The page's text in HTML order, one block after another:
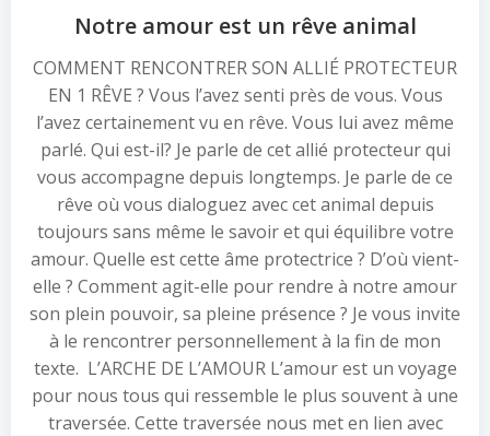
Notre amour est un rêve animal
COMMENT RENCONTRER SON ALLIÉ PROTECTEUR
EN 1 RÊVE ? Vous l’avez senti près de vous. Vous
l’avez certainement vu en rêve. Vous lui avez même
parlé. Qui est-il? Je parle de cet allié protecteur qui
vous accompagne depuis longtemps. Je parle de ce
rêve où vous dialoguez avec cet animal depuis
toujours sans même le savoir et qui équilibre votre
amour. Quelle est cette âme protectrice ? D’où vient-
elle ? Comment agit-elle pour rendre à notre amour
son plein pouvoir, sa pleine présence ? Je vous invite
à le rencontrer personnellement à la fin de mon
texte. L’ARCHE DE L’AMOUR L’amour est un voyage
pour nous tous qui ressemble le plus souvent à une
traversée. Cette traversée nous met en lien avec